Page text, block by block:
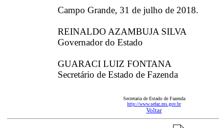
Campo Grande, 31 de julho de 2018.
REINALDO AZAMBUJA SILVA
Governador do Estado
GUARACI LUIZ FONTANA
Secretário de Estado de Fazenda
Secretaria de Estado de Fazenda
http://www.sefaz.ms.gov.br
Voltar